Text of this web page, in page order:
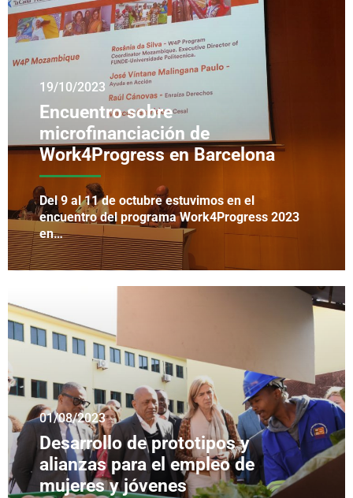
19/10/2023
Encuentro sobre
microfinanciación de
Work4Progress en Barcelona
Del 9 al 11 de octubre estuvimos en el
encuentro del programa Work4Progress 2023
en…
01/08/2023
Desarrollo de prototipos y
alianzas para el empleo de
mujeres y jóvenes